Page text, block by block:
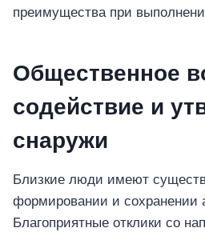
บันเทิง
อุปกรณ์เพื่อคว
บันเทิง
преимущества при
Общественное
содействие и
снаружи
Близкие люди имеют
формировании и сохранении
Благоприятные отклики со